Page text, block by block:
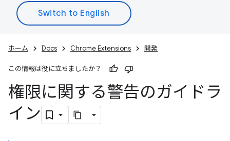
ホーム Docs Chrome Extensions 開発
この情報は役に立ちましたか？
権限に関する警告のガイドラ
イン